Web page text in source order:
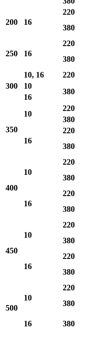
200 16
220
380
250 16
220
380
300
10, 16 220
10
380
16
350
10
220
380
16
220
380
400
10
220
380
16
220
380
450
10
220
380
16
220
380
500
10
220
380
16
380